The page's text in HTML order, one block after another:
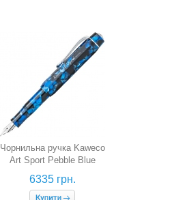
Чорнильна ручка Kaweco
Art Sport Pebble Blue
(синя галька, перо B)
6335 грн.